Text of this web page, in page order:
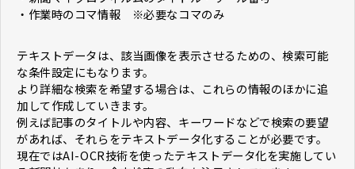
・作業時のコマ情報 ※必要なコマのみ
テキストデータは、該当画像を表示させるための、検索可能
な条件設定にもなります。
より詳細な検索を希望する場合は、これらの情報のほかに追
加して作成していきます。
例えば記事のタイトルや内容、キーワードなどで検索の要望
があれば、それらをテキストデータ化することが必要です。
現在ではAI-OCR技術を使ったテキストデータ化を実施してい